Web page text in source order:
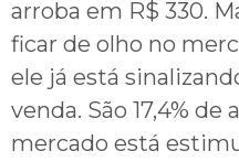
arroba em R$ 330.
ficar de olho no
ele já está
venda. São 17,4% de
mercado está